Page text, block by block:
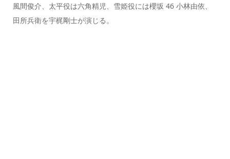
風間俊介、太平役は六角精児、雪姫役には櫻坂 46 小林由依、
田所兵衛を宇梶剛士が演じる。